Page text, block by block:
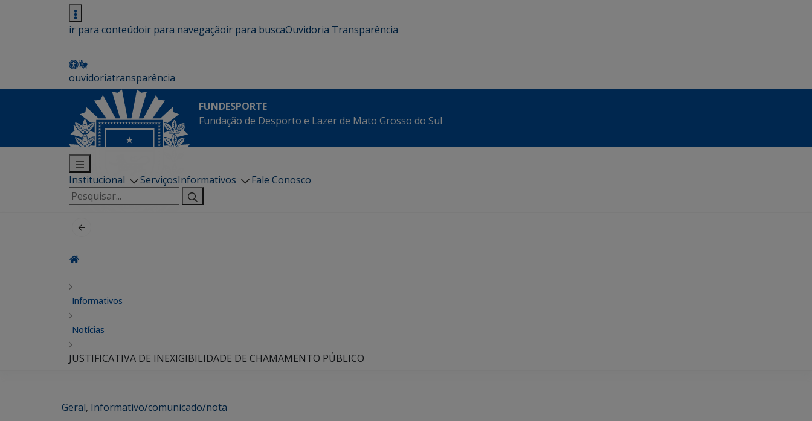
ir para conteúdoir para navegaçãoir para buscaOuvidoria Transparência
ouvidoriatransparência
FUNDESPORTE
Fundação de Desporto e Lazer de Mato Grosso do Sul
Institucional ServiçosInformativos
Fale Conosco
Pesquisar
por:
Informativos
Notícias
JUSTIFICATIVA DE INEXIGIBILIDADE DE CHAMAMENTO PÚBLICO
Geral, Informativo/comunicado/nota